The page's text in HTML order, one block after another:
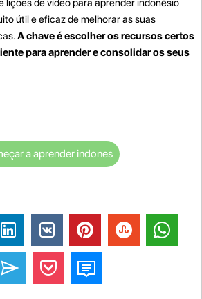
útil e eficaz de melhorar as suas
A chave é escolher os recursos certos
para aprender e consolidar os seus
a aprender indones